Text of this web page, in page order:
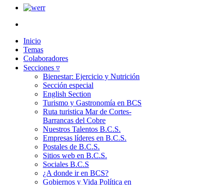
Inicio
Temas
Colaboradores
Secciones ▿
Bienestar: Ejercicio y Nutrición
Sección especial
English Section
Turismo y Gastronomía en BCS
Ruta turistica Mar de Cortes-
Barrancas del Cobre
Nuestros Talentos B.C.S.
Empresas líderes en B.C.S.
Postales de B.C.S.
Sitios web en B.C.S.
Sociales B.C.S
¿A donde ir en BCS?
Gobiernos y Vida Política en